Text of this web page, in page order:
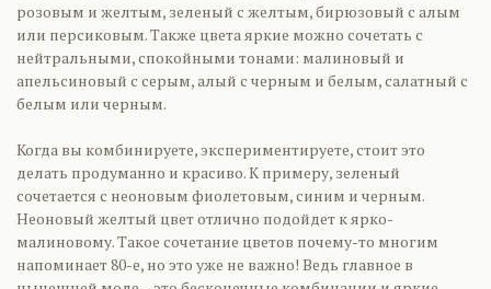
розовым и желтым, зеленый с желтым, бирюзовый с алым
или персиковым. Также цвета яркие можно сочетать с
нейтральными, спокойными тонами: малиновый и
апельсиновый с серым, алый с черным и белым, салатный с
белым или черным.
Когда вы комбинируете, экспериментируете, стоит это
делать продуманно и красиво. К примеру, зеленый
сочетается с неоновым фиолетовым, синим и черным.
Неоновый желтый цвет отлично подойдет к ярко-
малиновому. Такое сочетание цветов почему-то многим
напоминает 80-е, но это уже не важно! Ведь главное в